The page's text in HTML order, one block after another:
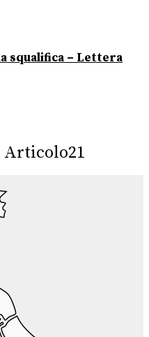
squalifica – Lettera